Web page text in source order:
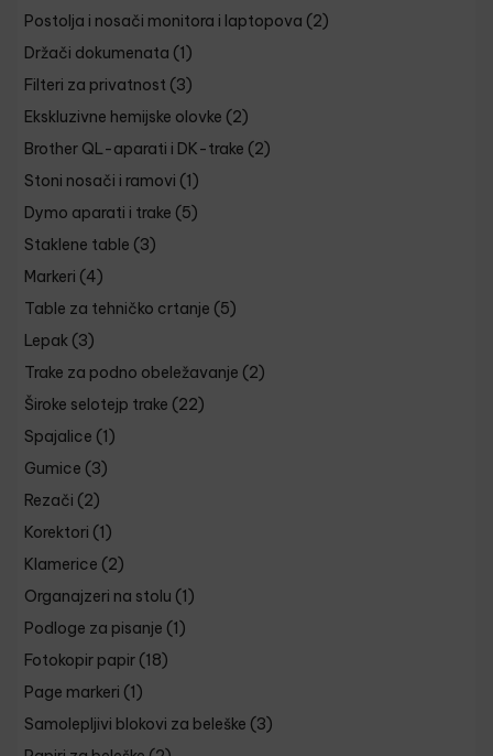
Postolja i nosači monitora i laptopova (2)
Držači dokumenata (1)
Filteri za privatnost (3)
Ekskluzivne hemijske olovke (2)
Brother QL-aparati i DK-trake (2)
Stoni nosači i ramovi (1)
Dymo aparati i trake (5)
Staklene table (3)
Markeri (4)
Table za tehničko crtanje (5)
Lepak (3)
Trake za podno obeležavanje (2)
Široke selotejp trake (22)
Spajalice (1)
Gumice (3)
Rezači (2)
Korektori (1)
Klamerice (2)
Organajzeri na stolu (1)
Podloge za pisanje (1)
Fotokopir papir (18)
Page markeri (1)
Samolepljivi blokovi za beleške (3)